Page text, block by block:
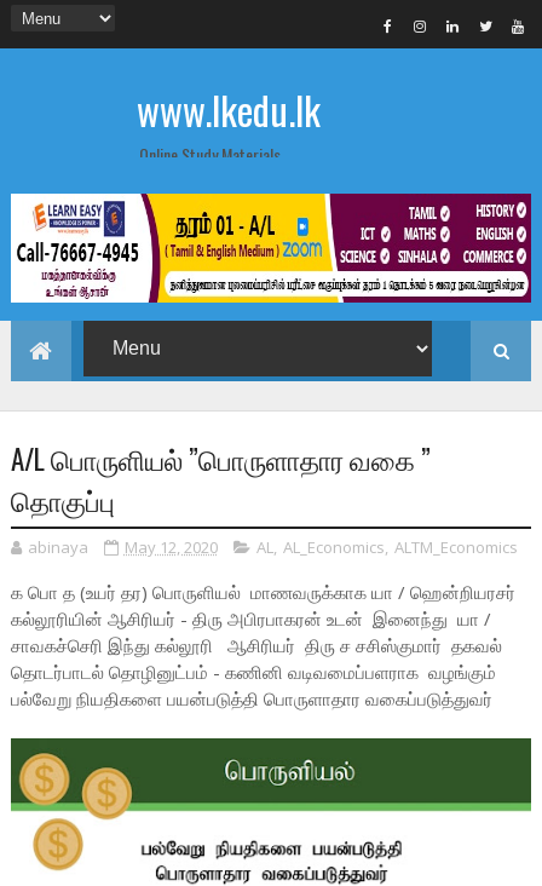
www.lkedu.lk
Online Study Materials
A/L பொருளியல் ”பொருளாதார வகை ”
தொகுப்பு
abinaya May 12, 2020 AL, AL_Economics, ALTM_Economics
க பொ த (உயர் தர) பொருளியல் மாணவருக்காக யா / ஹென்றியரசர்
கல்லூரியின் ஆசிரியர் - திரு அபிரபாகரன் உடன் இனைந்து யா /
சாவகச்செரி இந்து கல்லூரி ஆசிரியர் திரு ச சசிஸ்குமார் தகவல்
தொடர்பாடல் தொழினுட்பம் - கணினி வடிவமைப்பளராக வழங்கும்
பல்வேறு நியதிகளை பயன்படுத்தி பொருளாதார வகைப்படுத்துவர்